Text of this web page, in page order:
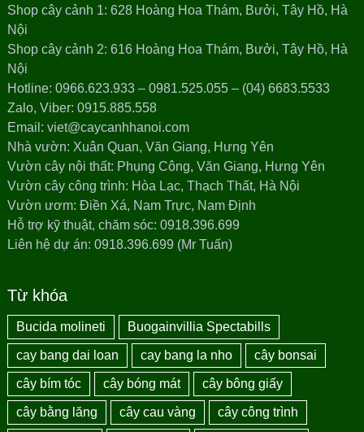
Shop cây cảnh 1: 628 Hoàng Hoa Thám, Bưởi, Tây Hồ, Hà
Nội
Shop cây cảnh 2: 616 Hoàng Hoa Thám, Bưởi, Tây Hồ, Hà
Nội
Hotline: 0966.623.933 – 0981.525.055 – (04) 6683.5533
Zalo, Viber: 0915.885.558
Email: viet@caycanhhanoi.com
Nhà vườn: Xuân Quan, Văn Giang, Hưng Yên
Vườn cây nội thất: Phụng Công, Văn Giang, Hưng Yên
Vườn cây công trình: Hòa Lạc, Thạch Thất, Hà Nội
Vườn ươm: Điền Xá, Nam Trực, Nam Định
Hỗ trợ kỹ thuật, chăm sóc: 0918.396.699
Liên hệ dự án: 0918.396.699 (Mr Tuấn)
Từ khóa
Bucida molineti Buogainvillia Spectabills
cay bang dai loan cay bang la nho cây bonsai
cây bím tóc cây bóng mát cây bông giấy
cây bằng lăng cây cau vàng cây công trình